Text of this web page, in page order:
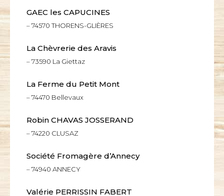
GAEC les CAPUCINES
– 74570 THORENS-GLIÈRES
La Chèvrerie des Aravis
– 73590 La Giettaz
La Ferme du Petit Mont
– 74470 Bellevaux
Robin CHAVAS JOSSERAND
– 74220 CLUSAZ
Société Fromagère d’Annecy
– 74940 ANNECY
Valérie PERRISSIN FABERT